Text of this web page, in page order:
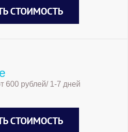
СТОИМОСТЬ
600 рублей/ 1-7 дней
СТОИМОСТЬ